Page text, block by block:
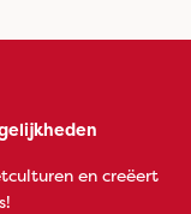
en creëert